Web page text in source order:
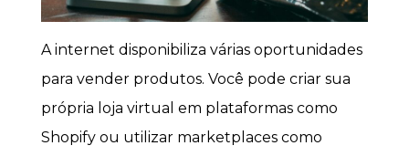
A internet disponibiliza várias oportunidades
para vender produtos. Você pode criar sua
própria loja virtual em plataformas como
Shopify ou utilizar marketplaces como